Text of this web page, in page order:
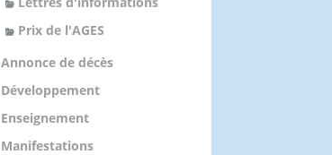
Prix de l'AGES
Annonce de décès
Développement
Enseignement
Manifestations